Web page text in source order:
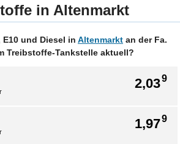
in Altenmarkt
und Diesel in Altenmarkt an der Fa.
Treibstoffe-Tankstelle aktuell?
2,039
1,979